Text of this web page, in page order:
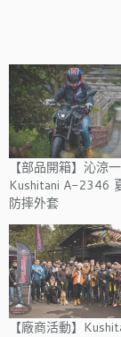
【部品開箱】沁涼
Kushitani A-2346
防摔外套
【廠商活動】